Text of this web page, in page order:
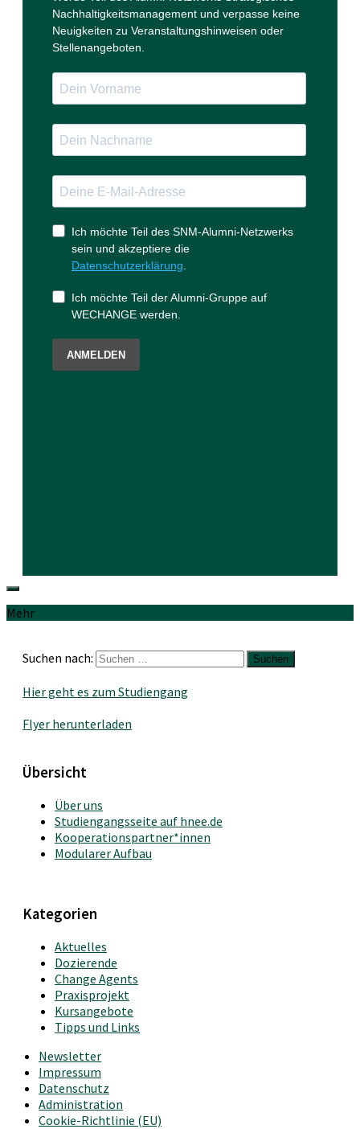
Mehr
Suchen nach:
Hier geht es zum Studiengang
Flyer herunterladen
Übersicht
Über uns
Studiengangsseite auf hnee.de
Kooperationspartner*innen
Modularer Aufbau
Kategorien
Aktuelles
Dozierende
Change Agents
Praxisprojekt
Kursangebote
Tipps und Links
Newsletter
Impressum
Datenschutz
Administration
Cookie-Richtlinie (EU)